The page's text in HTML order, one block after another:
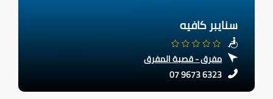
سنايبر كافيه
مفرق - قصبة المفرق
07 9673 6323